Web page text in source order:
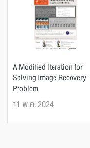
A Modified Iteration for
Solving Image Recovery
Problem
11 พ.ค. 2024